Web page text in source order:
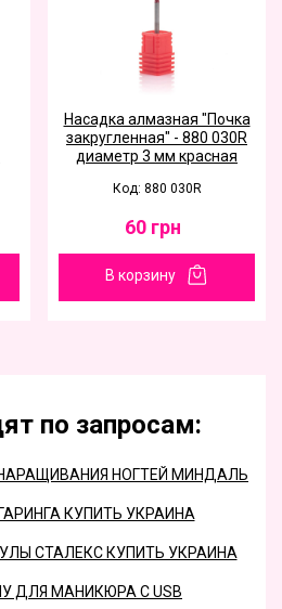
Насадка алмазная "Почка
закругленная" - 880 030R
диаметр 3 мм красная
Код: 880 030R
60 грн
В корзину
по запросам:
НОГТЕЙ МИНДАЛЬ
КУПИТЬ УКРАИНА
СТАЛЕКС КУПИТЬ УКРАИНА
ДЛЯ МАНИКЮРА С USB